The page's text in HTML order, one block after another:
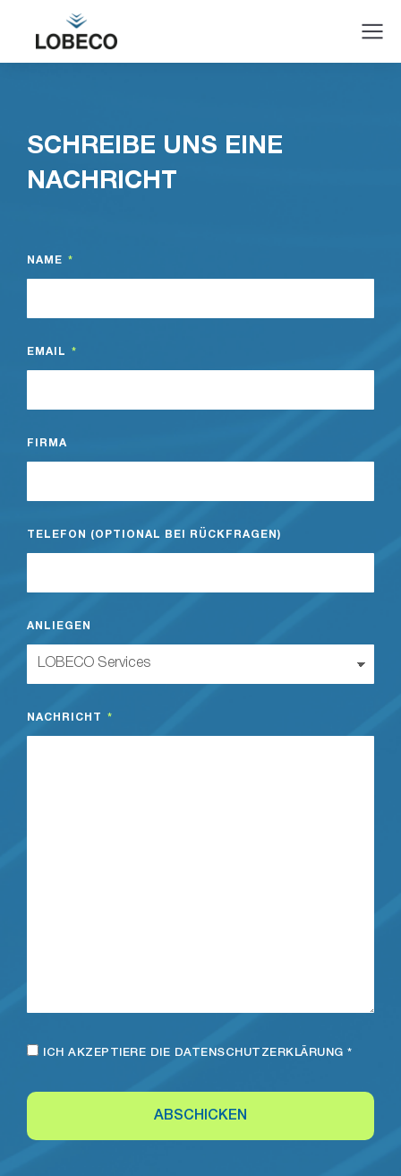
SCHREIBE UNS EINE
NACHRICHT
NAME
EMAIL
FIRMA
TELEFON (OPTIONAL BEI RÜCKFRAGEN)
ANLIEGEN
NACHRICHT
ICH AKZEPTIERE DIE DATENSCHUTZERKLÄRUNG *
ABSCHICKEN